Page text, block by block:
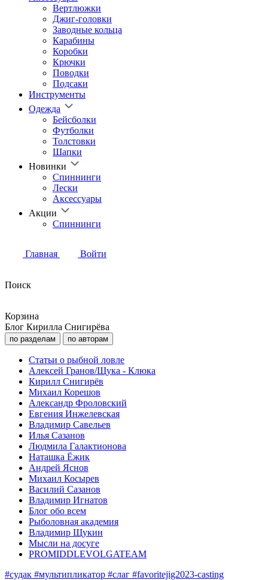
Вертлюжки
Джиг-головки
Заводные кольца
Карабины
Коробки
Крючки
Поводки
Подсаки
Инструменты
Одежда
Бейсболки
Футболки
Толстовки
Шапки
Новинки
Спиннинги
Лески
Аксессуары
Акции
Спиннинги
Главная Войти
Поиск
Корзина
Блог Кирилла Снигирёва
по разделам по авторам
Статьи о рыбной ловле
Алексей Гранов/Щука - Клюка
Кирилл Снигирёв
Михаил Корешов
Александр Фроловский
Евгения Инжелевская
Владимир Савельев
Илья Сазанов
Людмила Галактионова
Наташка Ёжик
Андрей Яснов
Михаил Косырев
Василий Сазанов
Владимир Игнатов
Блог обо всем
Рыболовная академия
Владимир Щукин
Мысли на досуге
PROMIDDLEVOLGATEAM
#судак #мультипликатор #слаг #favoritejig2023-casting